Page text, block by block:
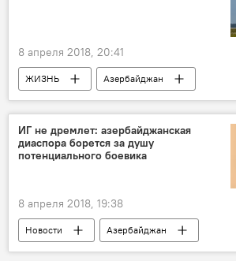
8 апреля 2018, 20:41
ЖИЗНЬ
Азербайджан
Происшествия
Новости
Паша Кесамански
ЗАО "Азербайджанские Авиалинии" (AZAL)
ИГ не дремлет: азербайджанская
диаспора борется за душу
потенциального боевика
8 апреля 2018, 19:38
Новости
Азербайджан
Новости мира
Россия
Сургут